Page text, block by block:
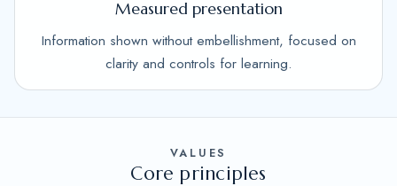
Measured presentation
Information shown without embellishment, focused on
clarity and controls for learning.
VALUES
Core principles